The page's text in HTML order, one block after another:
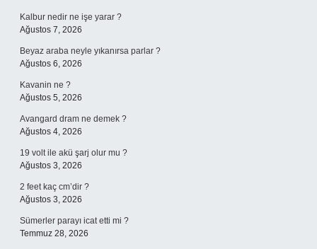
Kalbur nedir ne işe yarar ?
Ağustos 7, 2026
Beyaz araba neyle yıkanırsa parlar ?
Ağustos 6, 2026
Kavanin ne ?
Ağustos 5, 2026
Avangard dram ne demek ?
Ağustos 4, 2026
19 volt ile akü şarj olur mu ?
Ağustos 3, 2026
2 feet kaç cm’dir ?
Ağustos 3, 2026
Sümerler parayı icat etti mi ?
Temmuz 28, 2026